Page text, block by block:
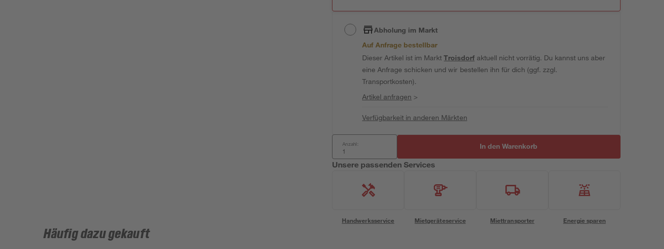
Abholung im Markt
Auf Anfrage bestellbar
Dieser Artikel ist im MarktTroisdorfaktuell nicht vorrätig. Du kannst uns aber
eine Anfrage schicken und wir bestellen ihn für dich (ggf. zzgl.
Transportkosten).
Artikel anfragen >
Verfügbarkeit in anderen Märkten
Anzahl: In den Warenkorb
Unsere passenden Services
Handwerksservice Mietgeräteservice Miettransporter Energie sparen
Häufig dazu gekauft